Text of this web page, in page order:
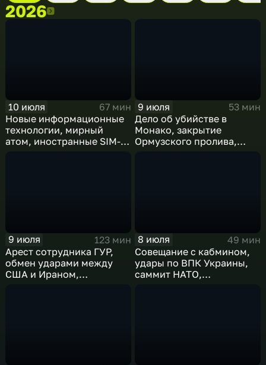
20262026
10 июля
67 мин
Новые информационные
технологии, мирный
атом, иностранные SIM-
9 июля
53 мин
Дело об убийстве в
Монако, закрытие
Ормузского пролива,
9 июля
123 мин
Арест сотрудника ГУР,
обмен ударами между
США и Ираном,
8 июля
49 мин
Совещание с кабмином,
удары по ВПК Украины,
саммит НАТО,